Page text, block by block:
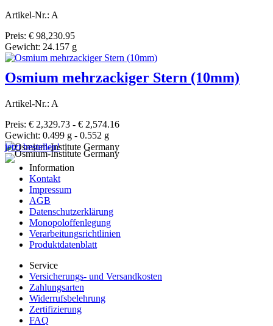
Artikel-Nr.: A
Preis: € 98,230.95
Gewicht: 24.157 g
Osmium mehrzackiger Stern (10mm)
Artikel-Nr.: A
Preis: € 2,329.73 - € 2,574.16
Gewicht: 0.499 g - 0.552 g
jetzt bestellen!
Information
Kontakt
Impressum
AGB
Datenschutzerklärung
Monopoloffenlegung
Verarbeitungsrichtlinien
Produktdatenblatt
Service
Versicherungs- und Versandkosten
Zahlungsarten
Widerrufsbelehrung
Zertifizierung
FAQ